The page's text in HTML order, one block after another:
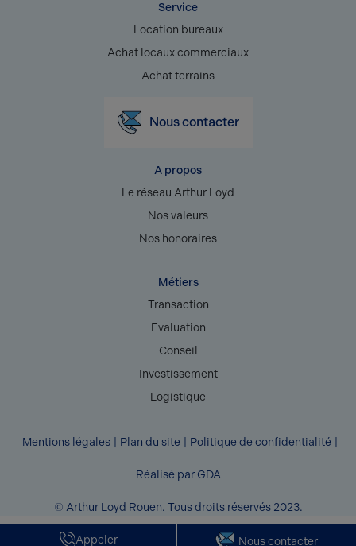
Appeler Nous contacter
Service
Location bureaux
Achat locaux commerciaux
Achat terrains
Nous contacter
A propos
Le réseau Arthur Loyd
Nos valeurs
Nos honoraires
Métiers
Transaction
Evaluation
Conseil
Investissement
Logistique
Mentions légales Plan du site Politique de confidentialité
© Arthur Loyd Rouen. Tous droits réservés 2023.
Réalisé par GDA